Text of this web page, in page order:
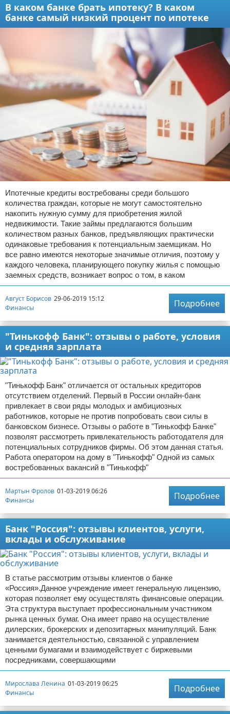
В каком банке брать ипотеку? В каком
банке самый низкий процент по ипотеке
Ипотечные кредиты востребованы среди большого
количества граждан, которые не могут самостоятельно
накопить нужную сумму для приобретения жилой
недвижимости. Такие займы предлагаются большим
количеством разных банков, предъявляющих практически
одинаковые требования к потенциальным заемщикам. Но
все равно имеются некоторые значимые отличия, поэтому у
каждого человека, планирующего покупку жилья с помощью
заемных средств, возникает вопрос о том, в каком
Август Борисов 29-06-2019 15:12
Финансы
Подробнее
"Тинькофф Банк": отзывы о работе, условия
и средняя зарплата
"Тинькофф Банк" отличается от остальных кредиторов
отсутствием отделений. Первый в России онлайн-банк
привлекает в свои ряды молодых и амбициозных
работников, которые не против попробовать свои силы в
банковском бизнесе. Отзывы о работе в "Тинькофф Банке"
позволят рассмотреть привлекательность работодателя для
потенциальных сотрудников фирмы. Об этом данная статья.
Работа оператором на дому в "Тинькофф" Одной из самых
востребованных вакансий в "Тинькофф"
Мартын Фролов 01-03-2019 06:26
Финансы
Подробнее
Банк "Россия": отзывы клиентов, услуги,
вклады и обслуживание
В статье рассмотрим отзывы клиентов о банке
«Россия».Данное учреждение имеет генеральную лицензию,
которая позволяет ему осуществлять финансовые операции.
Эта структура выступает профессиональным участником
рынка ценных бумаг. Она имеет право на осуществление
дилерских, брокерских и депозитарных манипуляций. Банк
занимается деятельностью, связанной с управлением
ценными бумагами и взаимодействует с биржевыми
посредниками, совершающими
Мирослава Ленина 01-03-2019 06:25
Финансы
Подробнее